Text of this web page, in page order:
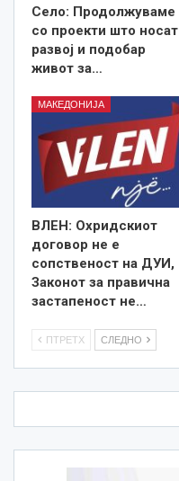
Село: Продолжуваме
со проекти што носат
развој и подобар
живот за…
МАКЕДОНИЈА
ВЛЕН: Охридскиот
договор не е
сопственост на ДУИ,
Законот за правична
застапеност не…
ПТРЕТХ СЛЕДНО